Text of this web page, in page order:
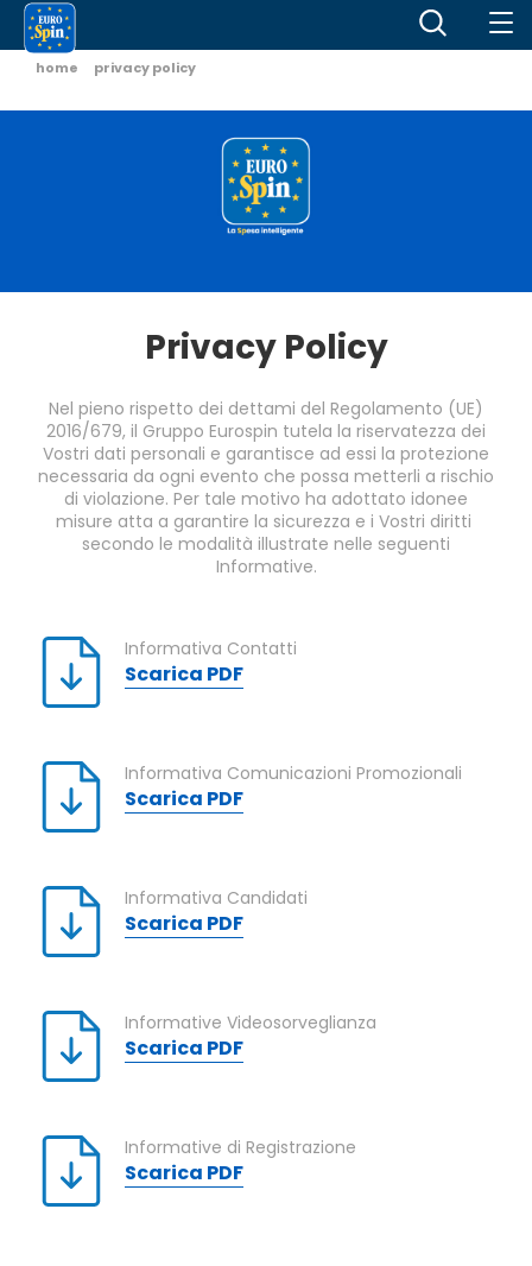
home privacy policy
Privacy Policy
Nel pieno rispetto dei dettami del Regolamento (UE)
2016/679, il Gruppo Eurospin tutela la riservatezza dei
Vostri dati personali e garantisce ad essi la protezione
necessaria da ogni evento che possa metterli a rischio
di violazione. Per tale motivo ha adottato idonee
misure atta a garantire la sicurezza e i Vostri diritti
secondo le modalità illustrate nelle seguenti
Informative.
Informativa Contatti
Scarica PDF
Informativa Comunicazioni Promozionali
Scarica PDF
Informativa Candidati
Scarica PDF
Informative Videosorveglianza
Scarica PDF
Informative di Registrazione
Scarica PDF